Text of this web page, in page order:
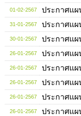
01-02-2567 ประกาศแผ
31-01-2567 ประกาศแผ
30-01-2567 ประกาศแผ
26-01-2567 ประกาศแผ
26-01-2567 ประกาศแผ
26-01-2567 ประกาศแผ
26-01-2567 ประกาศแผ
26-01-2567 ประกาศแผ